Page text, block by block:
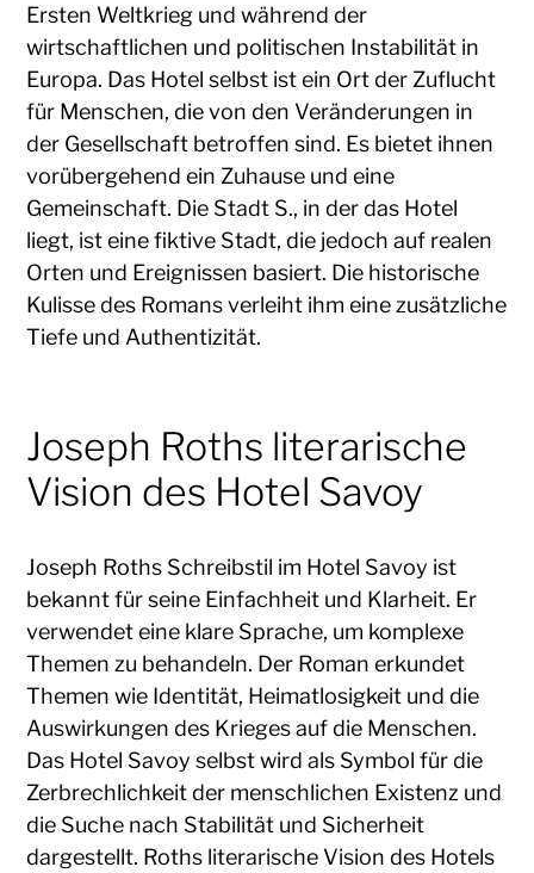
Ersten Weltkrieg und während der
wirtschaftlichen und politischen Instabilität in
Europa. Das Hotel selbst ist ein Ort der Zuflucht
für Menschen, die von den Veränderungen in
der Gesellschaft betroffen sind. Es bietet ihnen
vorübergehend ein Zuhause und eine
Gemeinschaft. Die Stadt S., in der das Hotel
liegt, ist eine fiktive Stadt, die jedoch auf realen
Orten und Ereignissen basiert. Die historische
Kulisse des Romans verleiht ihm eine zusätzliche
Tiefe und Authentizität.
Joseph Roths literarische
Vision des Hotel Savoy
Joseph Roths Schreibstil im Hotel Savoy ist
bekannt für seine Einfachheit und Klarheit. Er
verwendet eine klare Sprache, um komplexe
Themen zu behandeln. Der Roman erkundet
Themen wie Identität, Heimatlosigkeit und die
Auswirkungen des Krieges auf die Menschen.
Das Hotel Savoy selbst wird als Symbol für die
Zerbrechlichkeit der menschlichen Existenz und
die Suche nach Stabilität und Sicherheit
dargestellt. Roths literarische Vision des Hotels